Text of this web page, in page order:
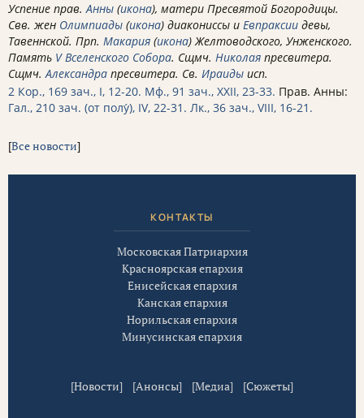
Успение прав.Анны (икона), матери Пресвятой Богородицы.
Свв. жен Олимпиады (икона) диакониссы и Евпраксии девы,
Тавеннской. Прп. Макария (икона) Желтоводского, Унженского.
Память V Вселенского Собора. Сщмч. Николая пресвитера.
Сщмч.Александра пресвитера. Св. Ираиды исп.
2 Кор., 169 зач., I, 12-20. Мф., 91 зач., XXII, 23-33. Прав. Анны:
Гал., 210 зач. (от полу́), IV, 22-31. Лк., 36 зач., VIII, 16-21.
[Все новости]
КОНТАКТЫ
Московская Патриархия
Красноярская епархия
Енисейская епархия
Канская епархия
Норильская епархия
Минусинская епархия
[Новости] [Анонсы] [Медиа] [Сюжеты]